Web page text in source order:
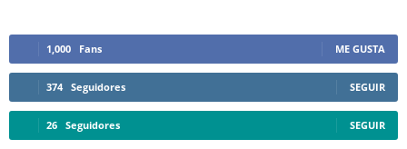
1,000 Fans ME GUSTA
374 Seguidores SEGUIR
26 Seguidores SEGUIR